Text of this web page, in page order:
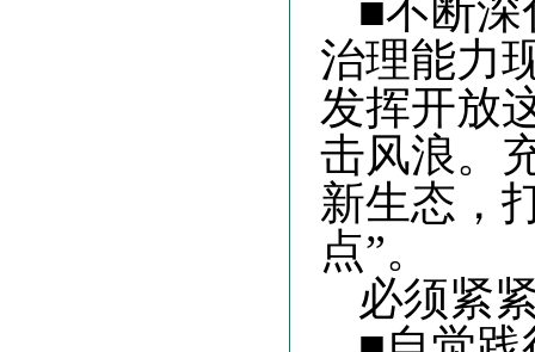
■不断深
治理能力
发挥开放
击风浪。
新生态，
点”。
必须紧